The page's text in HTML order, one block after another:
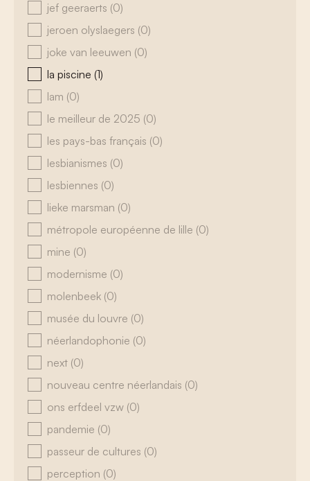
jef geeraerts (0)
jeroen olyslaegers (0)
joke van leeuwen (0)
la piscine (1)
lam (0)
le meilleur de 2025 (0)
les pays-bas français (0)
lesbianismes (0)
lesbiennes (0)
lieke marsman (0)
métropole européenne de lille (0)
mine (0)
modernisme (0)
molenbeek (0)
musée du louvre (0)
néerlandophonie (0)
next (0)
nouveau centre néerlandais (0)
ons erfdeel vzw (0)
pandemie (0)
passeur de cultures (0)
perception (0)